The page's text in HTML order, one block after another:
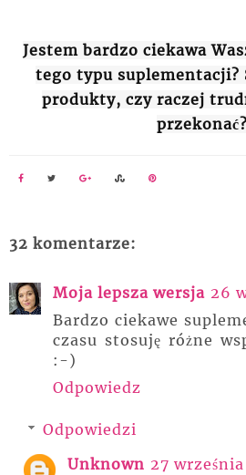
Jestem bardzo ciekawa
tego typu suplementacji?
produkty, czy raczej
przekonać?
32 komentarze:
Moja lepsza wersja 26
Bardzo ciekawe
czasu stosuję różne
:-)
Odpowiedz
Odpowiedzi
Unknown 27